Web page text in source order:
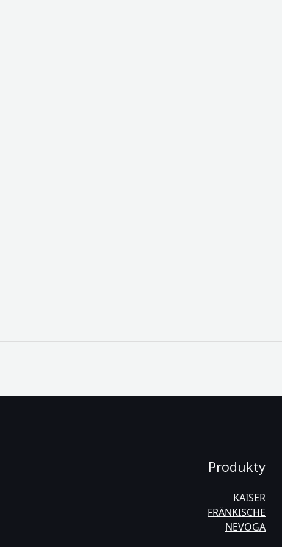
Produkty
KAISER
FRÄNKISCHE
NEVOGA